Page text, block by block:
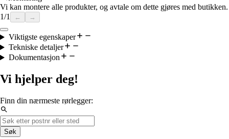
Vi kan montere alle produkter, og avtale om dette gjøres med butikken.
1/1 ← →
Viktigste egenskaper
Tekniske detaljer
Dokumentasjon
Vi hjelper deg!
Finn din nærmeste rørlegger:
Søk